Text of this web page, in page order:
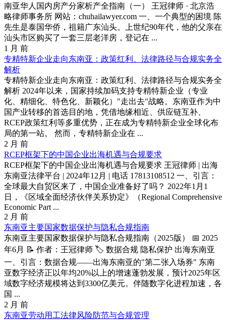
南亚华人国内房产分家析产全指南（一） 王冠律师 · 北京浩
略律师事务所 网站：chuhailawyer.com 一、一个典型的困境 陈
先生是泰国华侨，祖籍广东汕头。上世纪90年代，他的父亲在
汕头市区购买了一套三层老洋房，登记在 ...
1 月 前
专精特新企业走向东南亚：政策红利、法律路径与合规实务全
解析
专精特新企业走向东南亚：政策红利、法律路径与合规实务全
解析 2024年以来，国家持续加码支持专精特新企业（专业
化、精细化、特色化、新颖化）"走出去"战略。东南亚作为中
国产业转移的首选目的地，凭借地缘相近、供应链互补、
RCEP政策红利等多重优势，正在成为专精特新企业全球化布
局的第一站。 然而，专精特新企业在 ...
2 月 前
RCEP框架下的中国企业出海机遇与合规要求
RCEP框架下的中国企业出海机遇与合规要求 王冠律师 | 出海
东南亚法律平台 | 2024年12月 | 电话 17813108512 一、引言：
全球最大自贸区来了，中国企业准备好了吗？ 2022年1月1
日，《区域全面经济伙伴关系协定》（Regional Comprehensive
Economic Part ...
2 月 前
东南亚主要国家数据保护与隐私合规指南
东南亚主要国家数据保护与隐私合规指南（2025版） 📅 2025
年6月 📝 作者：王冠律师 🏷️ 数据合规 隐私保护 出海东南亚
一、引言：数据合规——出海东南亚的"第二张入场券" 东南
亚数字经济正以年均20%以上的增速蓬勃发展，预计2025年区
域数字经济规模将达到3300亿美元。伴随数字化进程加速，各
国 ...
2 月 前
东南亚劳动用工法律风险防范与合规管理